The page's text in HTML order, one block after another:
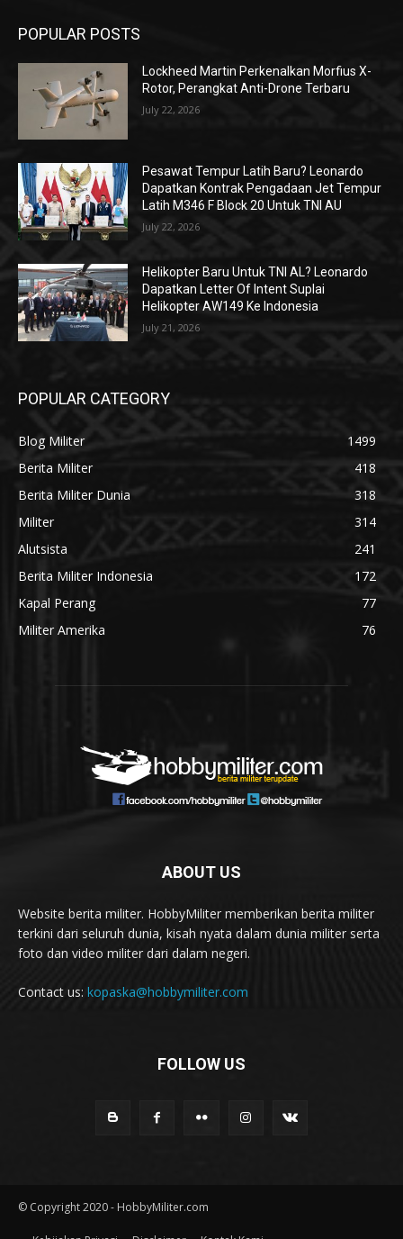
POPULAR POSTS
Lockheed Martin Perkenalkan Morfius X-
Rotor, Perangkat Anti-Drone Terbaru
July 22, 2026
Pesawat Tempur Latih Baru? Leonardo
Dapatkan Kontrak Pengadaan Jet Tempur
Latih M346 F Block 20 Untuk TNI AU
July 22, 2026
Helikopter Baru Untuk TNI AL? Leonardo
Dapatkan Letter Of Intent Suplai
Helikopter AW149 Ke Indonesia
July 21, 2026
POPULAR CATEGORY
Blog Militer
1499
Berita Militer
418
Berita Militer Dunia
318
Militer
314
Alutsista
241
Berita Militer Indonesia
172
Kapal Perang
77
Militer Amerika
76
ABOUT US
Website berita militer. HobbyMiliter memberikan berita militer
terkini dari seluruh dunia, kisah nyata dalam dunia militer serta
foto dan video militer dari dalam negeri.
Contact us: kopaska@hobbymiliter.com
FOLLOW US
© Copyright 2020 - HobbyMiliter.com